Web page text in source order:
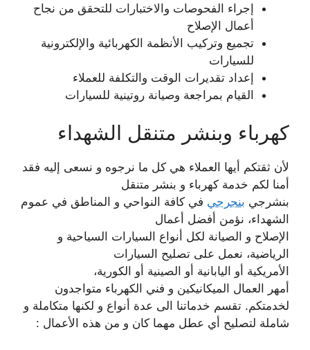
إجراء الفحوصات والاختبارات للتحقق من نجاح
أعمال الإصلاح
تجميع وتركيب الأنظمة الكهربائية والإلكترونية
للسيارات
إعداد تقديرات الوقت والتكلفة للعملاء
القيام بمراجعة وصيانة روتينية للسيارات
كهرباء وبنشر متنقل الشهداء
لأن ثقتكم أيها العملاء هي كل ما نرجوه و نسعى إليه فقد
أمنا لكم خدمة كهرباء و بنشر متنقل
بنشرجي بنجرجي في كافة النواحي و المناطق في عموم
الشهداء، نؤمن أفضل أعمال
الإصلاح و الصيانة لكل أنواع السيارات السياحية و
الرياضية، نعمل على تصليح السيارات
الأمريكية أو اليابانية أو الصينية أو الكورية،
أمهر العمال الميكانيكين و فني الكهرباء متواجدون
لخدمتكم. تقسم خدماتنا الى عدة أنواع و لكنها متكاملة و
شاملة لتصليح أي عطل مهما كان و من هذه الأعمال :